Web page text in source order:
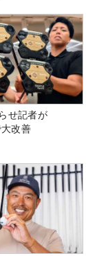
せ記者が
大改善